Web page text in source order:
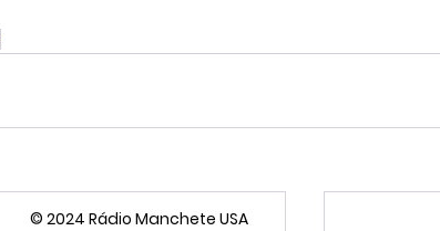
© 2024 Rádio Manchete USA